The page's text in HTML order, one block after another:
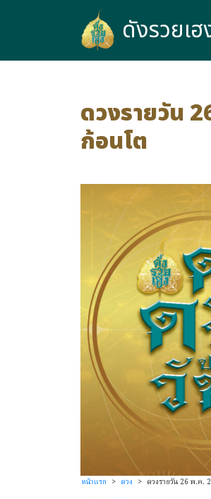
ดังรวยเฮ
ดวงรายวัน
ก้อนโต
หน้าแรก > ดวง > ดวงรายวัน 26 พ.ค.